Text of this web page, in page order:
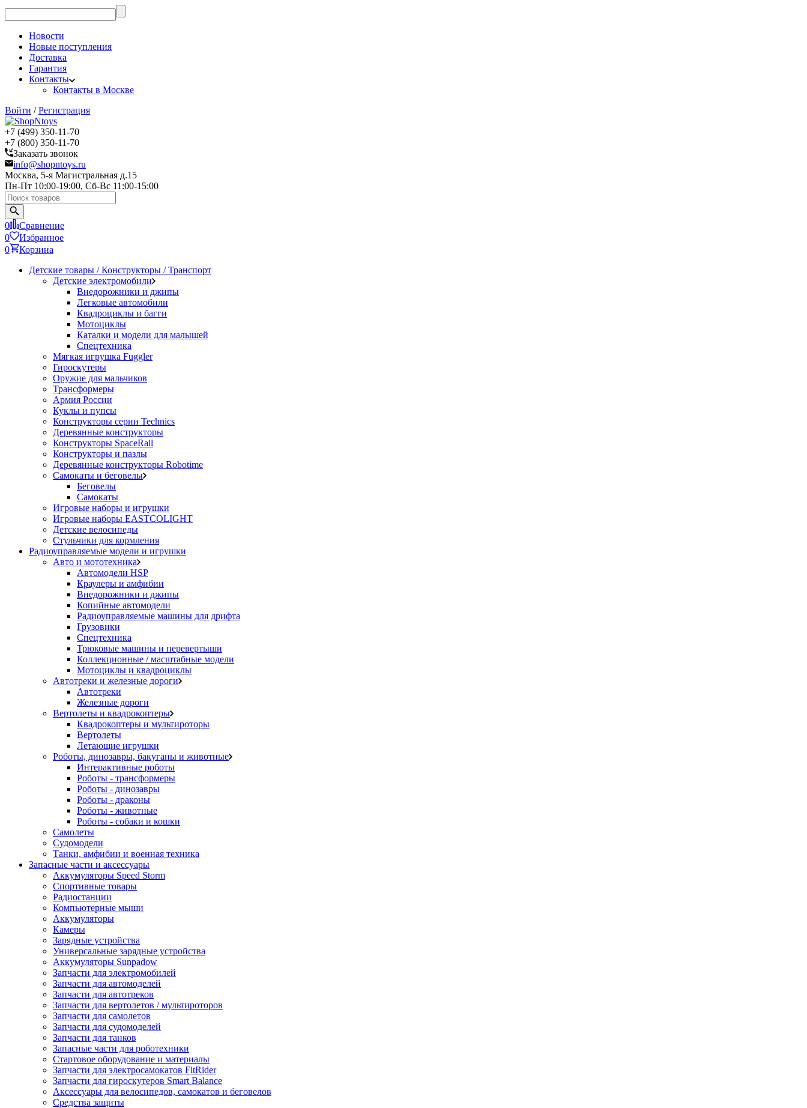
Новости
Новые поступления
Доставка
Гарантия
Контакты
Контакты в Москве
Войти /Регистрация
+7 (499) 350-11-70
+7 (800) 350-11-70
Заказать звонок
info@shopntoys.ru
Москва, 5-я Магистральная д.15
Пн-Пт 10:00-19:00, Сб-Вс 11:00-15:00
0
Сравнение
0
Избранное
0
Корзина
Детские товары / Конструкторы / Транспорт
Детские электромобили
Внедорожники и джипы
Легковые автомобили
Квадроциклы и багги
Мотоциклы
Каталки и модели для малышей
Спецтехника
Мягкая игрушка Fuggler
Гироскутеры
Оружие для мальчиков
Трансформеры
Армия России
Куклы и пупсы
Конструкторы серии Technics
Деревянные конструкторы
Конструкторы SpaceRail
Конструкторы и пазлы
Деревянные конструкторы Robotime
Самокаты и беговелы
Беговелы
Самокаты
Игровые наборы и игрушки
Игровые наборы EASTCOLIGHT
Детские велосипеды
Стульчики для кормления
Радиоуправляемые модели и игрушки
Авто и мототехника
Автомодели HSP
Краулеры и амфибии
Внедорожники и джипы
Копийные автомодели
Радиоуправляемые машины для дрифта
Грузовики
Спецтехника
Трюковые машины и перевертыши
Коллекционные / масштабные модели
Мотоциклы и квадроциклы
Автотреки и железные дороги
Автотреки
Железные дороги
Вертолеты и квадрокоптеры
Квадрокоптеры и мультироторы
Вертолеты
Летающие игрушки
Роботы, динозавры, бакуганы и животные
Интерактивные роботы
Роботы - трансформеры
Роботы - динозавры
Роботы - драконы
Роботы - животные
Роботы - собаки и кошки
Самолеты
Судомодели
Танки, амфибии и военная техника
Запасные части и аксессуары
Аккумуляторы Speed Storm
Спортивные товары
Радиостанции
Компьютерные мыши
Аккумуляторы
Камеры
Зарядные устройства
Универсальные зарядные устройства
Аккумуляторы Sunpadow
Запчасти для электромобилей
Запчасти для автомоделей
Запчасти для автотреков
Запчасти для вертолетов / мультироторов
Запчасти для самолетов
Запчасти для судомоделей
Запчасти для танков
Запасные части для роботехники
Стартовое оборудование и материалы
Запчасти для электросамокатов FitRider
Запчасти для гироскутеров Smart Balance
Аксессуары для велосипедов, самокатов и беговелов
Средства защиты